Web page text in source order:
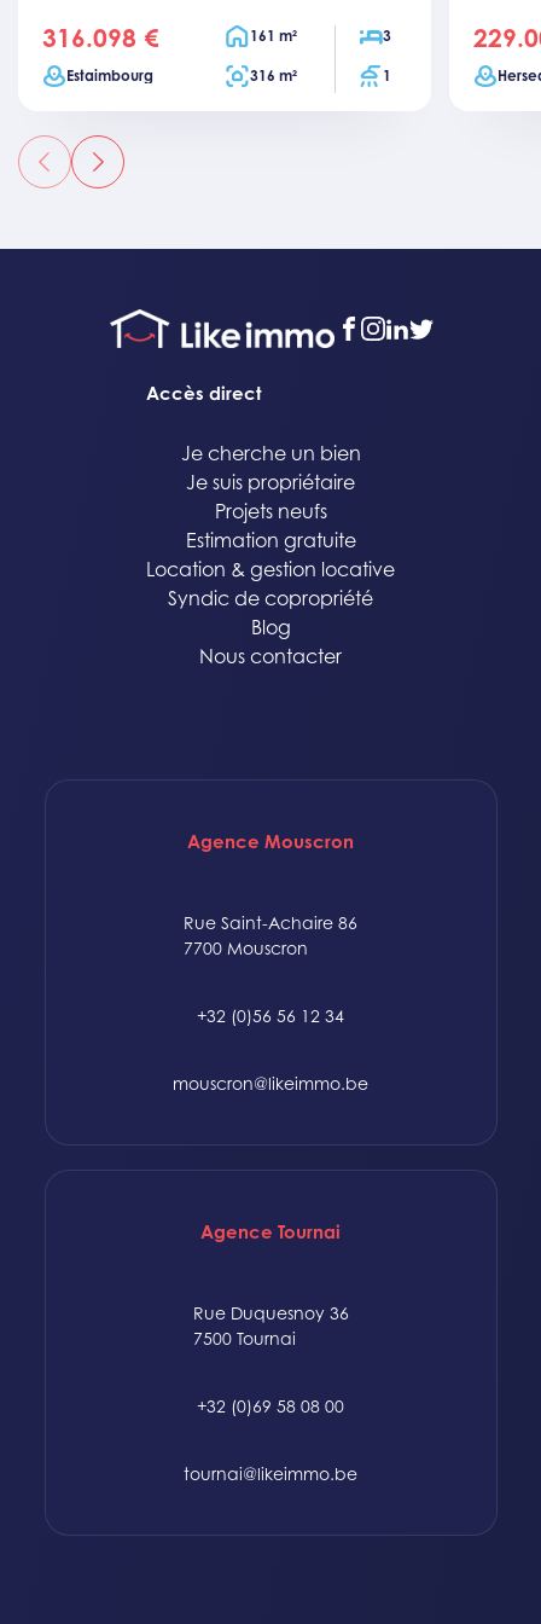
price
316.098 € Surface habitable
161 m² Chambres
3
VilleEstaimbourg Surface totale
316 m² Salles de bain
1
price
Ville
précédent
suivant
facebook
instagram
linkedin
twitter
Accès direct
Je cherche un bien
Je suis propriétaire
Projets neufs
Estimation gratuite
Location & gestion locative
Syndic de copropriété
Blog
Nous contacter
Agence Mouscron
Rue Saint-Achaire 86
7700 Mouscron
+32 (0)56 56 12 34
mouscron@likeimmo.be
Agence Tournai
Rue Duquesnoy 36
7500 Tournai
+32 (0)69 58 08 00
tournai@likeimmo.be